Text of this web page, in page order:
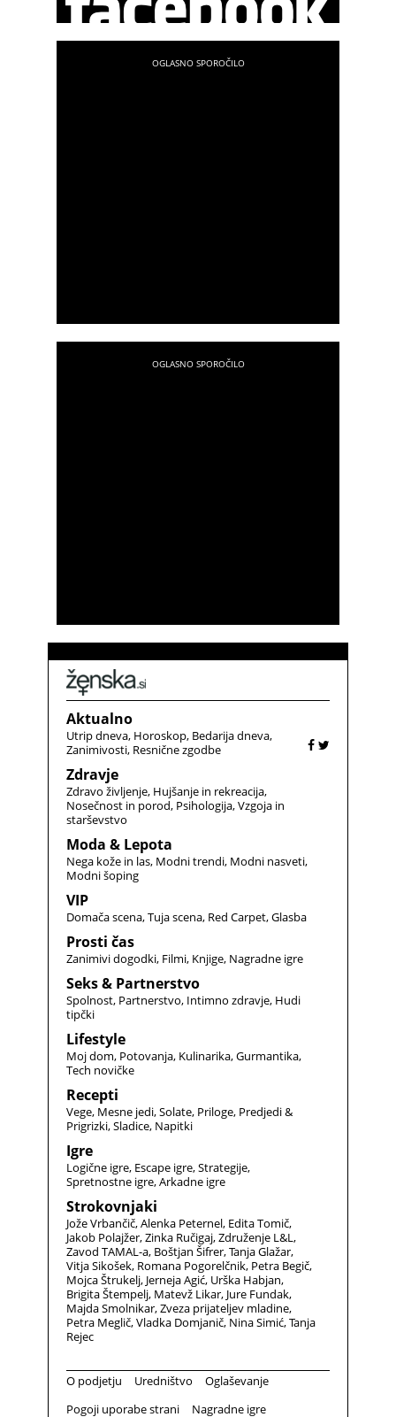
Aktualno
Utrip dneva Horoskop Bedarija dneva
Zanimivosti Resnične zgodbe
Zdravje
Zdravo življenje Hujšanje in rekreacija
Nosečnost in porod Psihologija Vzgoja in
starševstvo
Moda & Lepota
Nega kože in las Modni trendi Modni nasveti
Modni šoping
VIP
Domača scena Tuja scena Red Carpet Glasba
Prosti čas
Zanimivi dogodki Filmi Knjige Nagradne igre
Seks & Partnerstvo
Spolnost Partnerstvo Intimno zdravje Hudi
tipčki
Lifestyle
Moj dom Potovanja Kulinarika Gurmantika
Tech novičke
Recepti
Vege Mesne jedi Solate Priloge Predjedi &
Prigrizki Sladice Napitki
Igre
Logične igre Escape igre Strategije
Spretnostne igre Arkadne igre
Strokovnjaki
Jože Vrbančič Alenka Peternel Edita Tomič
Jakob Polajžer Zinka Ručigaj Združenje L&L
Zavod TAMAL-a Boštjan Šifrer Tanja Glažar
Vitja Sikošek Romana Pogorelčnik Petra Begič
Mojca Štrukelj Jerneja Agić Urška Habjan
Brigita Štempelj Matevž Likar Jure Fundak
Majda Smolnikar Zveza prijateljev mladine
Petra Meglič Vladka Domjanič Nina Simić Tanja
Rejec
O podjetju Uredništvo
Oglaševanje
Pogoji uporabe strani
Nagradne igre